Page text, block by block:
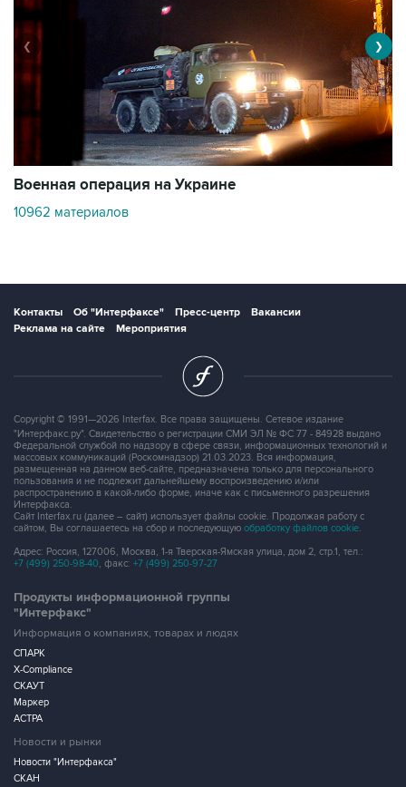
Военная операция на Украине
10962 материалов
❮ ❯
Контакты Об "Интерфаксе" Пресс-центр
Вакансии
Реклама на сайте
Мероприятия
Copyright © 1991—2026 Interfax. Все права защищены. Сетевое издание
"Интерфакс.ру". Свидетельство о регистрации СМИ ЭЛ № ФС 77 - 84928 выдано
Федеральной службой по надзору в сфере связи, информационных технологий и
массовых коммуникаций (Роскомнадзор) 21.03.2023. Вся информация,
размещенная на данном веб-сайте, предназначена только для персонального
пользования и не подлежит дальнейшему воспроизведению и/или
распространению в какой-либо форме, иначе как с письменного разрешения
Интерфакса.
Сайт Interfax.ru (далее – сайт) использует файлы cookie. Продолжая работу с
сайтом, Вы соглашаетесь на сбор и последующую обработку файлов cookie.
Адрес: Россия, 127006, Москва, 1-я Тверская-Ямская улица, дом 2, стр.1, тел.:
+7 (499) 250-98-40, факс: +7 (499) 250-97-27
Продукты информационной группы
"Интерфакс"
Информация о компаниях, товарах и людях
СПАРК
X-Compliance
СКАУТ
Маркер
АСТРА
Новости и рынки
Новости "Интерфакса"
СКАН